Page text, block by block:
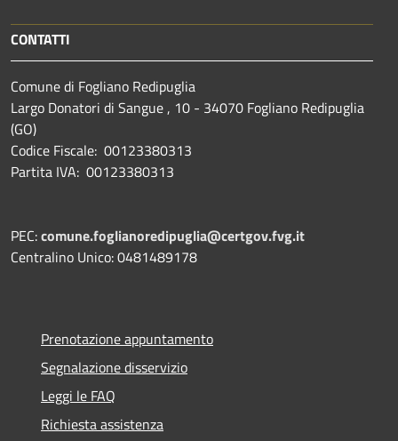
CONTATTI
Comune di Fogliano Redipuglia
Largo Donatori di Sangue , 10 - 34070 Fogliano Redipuglia
(GO)
Codice Fiscale: 00123380313
Partita IVA: 00123380313
PEC:comune.foglianoredipuglia@certgov.fvg.it
Centralino Unico: 0481489178
Prenotazione appuntamento
Segnalazione disservizio
Leggi le FAQ
Richiesta assistenza